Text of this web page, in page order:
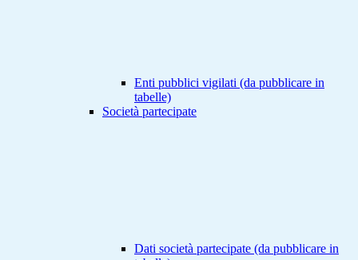
Enti pubblici vigilati (da pubblicare in
tabelle)
Società partecipate
Dati società partecipate (da pubblicare in